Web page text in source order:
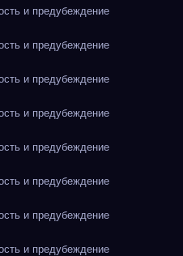
и предубеждение
и предубеждение
и предубеждение
и предубеждение
и предубеждение
и предубеждение
и предубеждение
и предубеждение